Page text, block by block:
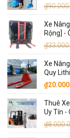
₫
Xe
Rộng] -
₫
Xe
Quy
₫
Thuê
Uy Tín -
₫